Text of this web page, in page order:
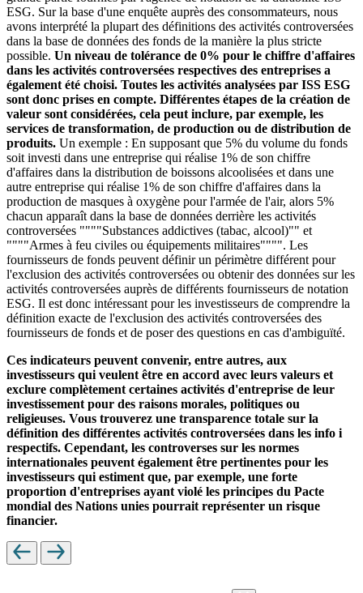
ESG. Sur la base d'une enquête auprès des consommateurs, nous
avons interprété la plupart des définitions des activités controversées
dans la base de données des fonds de la manière la plus stricte
possible. Un niveau de tolérance de 0% pour le chiffre d'affaires
dans les activités controversées respectives des entreprises a
également été choisi. Toutes les activités analysées par ISS ESG
sont donc prises en compte. Différentes étapes de la création de
valeur sont considérées, cela peut inclure, par exemple, les
services de transformation, de production ou de distribution de
produits. Un exemple : En supposant que 5% du volume du fonds
soit investi dans une entreprise qui réalise 1% de son chiffre
d'affaires dans la distribution de boissons alcoolisées et dans une
autre entreprise qui réalise 1% de son chiffre d'affaires dans la
production de masques à oxygène pour l'armée de l'air, alors 5%
chacun apparaît dans la base de données derrière les activités
controversées """"Substances addictives (tabac, alcool)"" et
""""Armes à feu civiles ou équipements militaires"""". Les
fournisseurs de fonds peuvent définir un périmètre différent pour
l'exclusion des activités controversées ou obtenir des données sur les
activités controversées auprès de différents fournisseurs de notation
ESG. Il est donc intéressant pour les investisseurs de comprendre la
définition exacte de l'exclusion des activités controversées des
fournisseurs de fonds et de poser des questions en cas d'ambiguïté.
Ces indicateurs peuvent convenir, entre autres, aux
investisseurs qui veulent être en accord avec leurs valeurs et
exclure complètement certaines activités d'entreprise de leur
investissement pour des raisons morales, politiques ou
religieuses. Vous trouverez une transparence totale sur la
définition des différentes activités controversées dans les info i
respectifs. Cependant, les controverses sur les normes
internationales peuvent également être pertinentes pour les
investisseurs qui estiment que, par exemple, une forte
proportion d'entreprises ayant violé les principes du Pacte
mondial des Nations unies pourrait représenter un risque
financier.